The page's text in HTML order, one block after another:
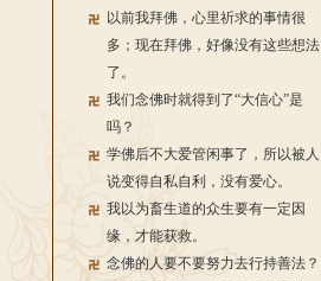
以前我拜佛，心里祈求的事情很
多；现在拜佛，好像没有这些想法
了。
我们念佛时就得到了“大信心”是
吗？
学佛后不大爱管闲事了，所以被人
说变得自私自利，没有爱心。
我以为畜生道的众生要有一定因
缘，才能获救。
念佛的人要不要努力去行持善法？